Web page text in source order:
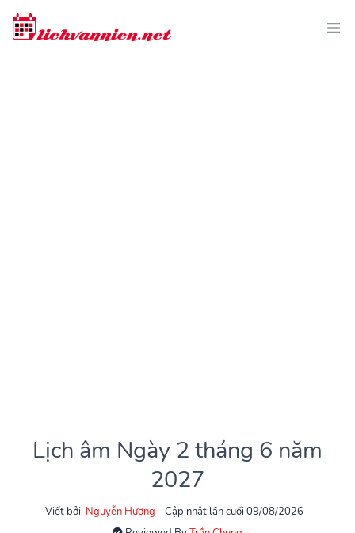
Lịch âm Ngày 2 tháng 6 năm
2027
Viết bởi: Nguyễn Hương
Cập nhật lần cuối 09/08/2026